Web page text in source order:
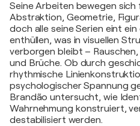
Seine Arbeiten bewegen sich
Abstraktion, Geometrie,
doch alle seine Serien eint ein
enthüllen, was in visuellen
verborgen bleibt –
und Brüche. Ob durch
rhythmische
psychologischer Spannung
Brandão untersucht, wie
Wahrnehmung konstruiert,
destabilisiert werden.